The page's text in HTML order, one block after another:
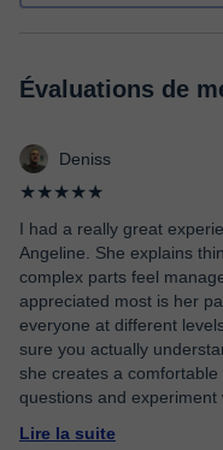
Évaluations de
Deniss
★★★★★
I had a really great
Angeline. She explains
complex parts feel
appreciated most is her
everyone at different
sure you actually
she creates a
questions and experiment
Lire la suite